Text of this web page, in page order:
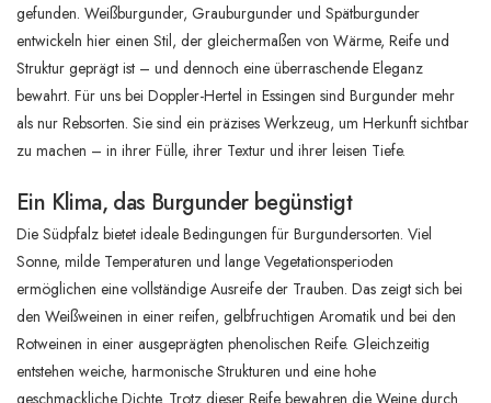
gefunden. Weißburgunder, Grauburgunder und Spätburgunder
entwickeln hier einen Stil, der gleichermaßen von Wärme, Reife und
Struktur geprägt ist – und dennoch eine überraschende Eleganz
bewahrt. Für uns bei Doppler-Hertel in Essingen sind Burgunder mehr
als nur Rebsorten. Sie sind ein präzises Werkzeug, um Herkunft sichtbar
zu machen – in ihrer Fülle, ihrer Textur und ihrer leisen Tiefe.
Ein Klima, das Burgunder begünstigt
Die Südpfalz bietet ideale Bedingungen für Burgundersorten. Viel
Sonne, milde Temperaturen und lange Vegetationsperioden
ermöglichen eine vollständige Ausreife der Trauben. Das zeigt sich bei
den Weißweinen in einer reifen, gelbfruchtigen Aromatik und bei den
Rotweinen in einer ausgeprägten phenolischen Reife. Gleichzeitig
entstehen weiche, harmonische Strukturen und eine hohe
geschmackliche Dichte. Trotz dieser Reife bewahren die Weine durch